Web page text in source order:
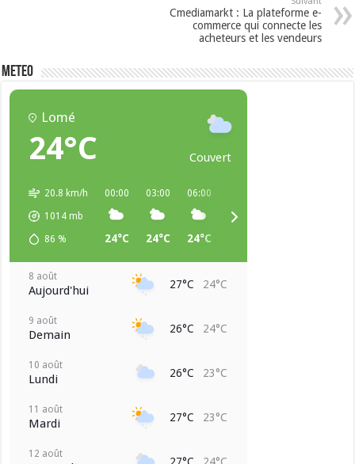
Cmediamarkt : La plateforme e-
commerce qui connecte les
acheteurs et les vendeurs
METEO
Lomé
24°C Couvert
20.8 km/h
1014 mb
86 %
00:00
24°C
03:00
24°C
06:00
24°C
8 août
Aujourd'hui 27°C 24°C
9 août
Demain 26°C 24°C
10 août
Lundi 26°C 23°C
11 août
Mardi 27°C 23°C
12 août
27°C 24°C